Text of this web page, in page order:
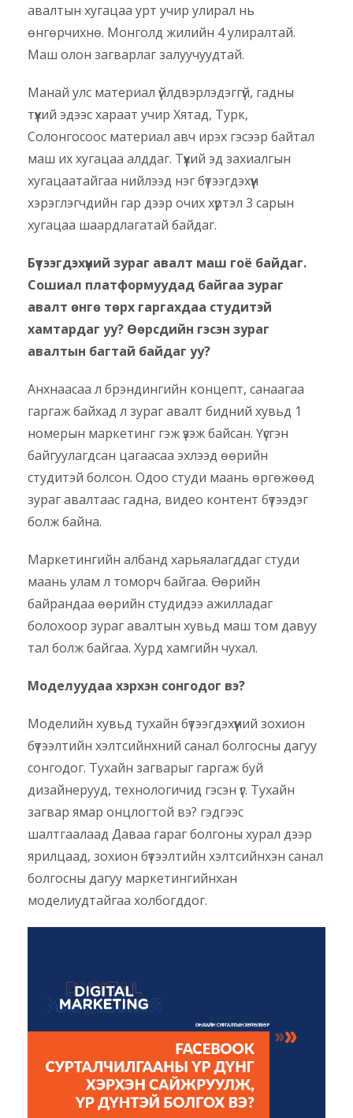
авалтын хугацаа урт учир улирал нь
өнгөрчихнө. Монголд жилийн 4 улиралтай.
Маш олон загварлаг залуучуудтай.
Манай улс материал үйлдвэрлэдэггүй, гадны
түүхий эдээс хараат учир Хятад, Турк,
Солонгосоос материал авч ирэх гэсээр байтал
маш их хугацаа алддаг. Түүхий эд захиалгын
хугацаатайгаа нийлээд нэг бүтээгдэхүүн
хэрэглэгчдийн гар дээр очих хүртэл 3 сарын
хугацаа шаардлагатай байдаг.
Бүтээгдэхүүний зураг авалт маш гоё байдаг.
Сошиал платформуудад байгаа зураг
авалт өнгө төрх гаргахдаа студитэй
хамтардаг уу? Өөрсдийн гэсэн зураг
авалтын багтай байдаг уу?
Анхнаасаа л брэндингийн концепт, санаагаа
гаргаж байхад л зураг авалт бидний хувьд 1
номерын маркетинг гэж үзэж байсан. Үүсгэн
байгуулагдсан цагаасаа эхлээд өөрийн
студитэй болсон. Одоо студи маань өргөжөөд
зураг авалтаас гадна, видео контент бүтээдэг
болж байна.
Маркетингийн албанд харьяалагддаг студи
маань улам л томорч байгаа. Өөрийн
байрандаа өөрийн студидээ ажилладаг
болохоор зураг авалтын хувьд маш том давуу
тал болж байгаа. Хурд хамгийн чухал.
Моделуудаа хэрхэн сонгодог вэ?
Моделийн хувьд тухайн бүтээгдэхүүний зохион
бүтээлтийн хэлтсийнхний санал болгосны дагуу
сонгодог. Тухайн загварыг гаргаж буй
дизайнерууд, технологичид гэсэн үг. Тухайн
загвар ямар онцлогтой вэ? гэдгээс
шалтгаалаад Даваа гараг болгоны хурал дээр
ярилцаад, зохион бүтээлтийн хэлтсийнхэн санал
болгосны дагуу маркетингийнхан
моделиудтайгаа холбогддог.